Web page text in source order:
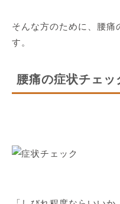
そんな方のために、腰痛
す。
腰痛の症状チェッ